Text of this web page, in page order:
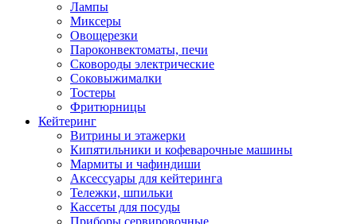
Лампы
Миксеры
Овощерезки
Пароконвектоматы, печи
Сковороды электрические
Соковыжималки
Тостеры
Фритюрницы
Кейтеринг
Витрины и этажерки
Кипятильники и кофеварочные машины
Мармиты и чафиндиши
Аксессуары для кейтеринга
Тележки, шпильки
Кассеты для посуды
Приборы сервировочные